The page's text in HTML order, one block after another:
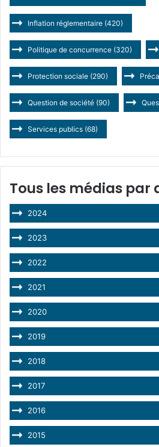
Inflation réglementaire (420)
Politique de concurrence (320)
Protection sociale (290)
Question de société (90)
Services publics (68)
Tous les médias par
2024
2023
2022
2021
2020
2019
2018
2017
2016
2015